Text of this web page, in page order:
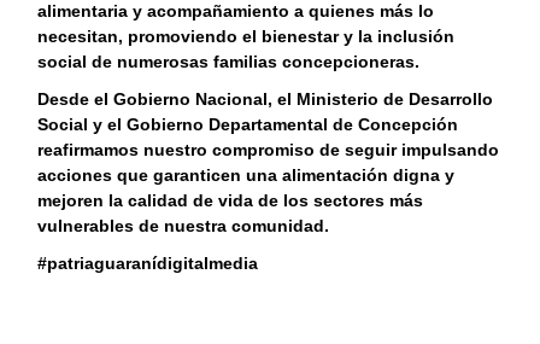
alimentaria y acompañamiento a quienes más lo
necesitan, promoviendo el bienestar y la inclusión
social de numerosas familias concepcioneras.
Desde el Gobierno Nacional, el Ministerio de Desarrollo
Social y el Gobierno Departamental de Concepción
reafirmamos nuestro compromiso de seguir impulsando
acciones que garanticen una alimentación digna y
mejoren la calidad de vida de los sectores más
vulnerables de nuestra comunidad.
#patriaguaranídigitalmedia